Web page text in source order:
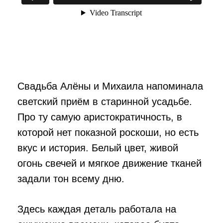
Свадьба Алёны и Михаила напоминала
светский приём в старинной усадьбе.
Про ту самую аристократичность, в
которой нет показной роскоши, но есть
вкус и история. Белый цвет, живой
огонь свечей и мягкое движение тканей
задали тон всему дню.
Здесь каждая деталь работала на